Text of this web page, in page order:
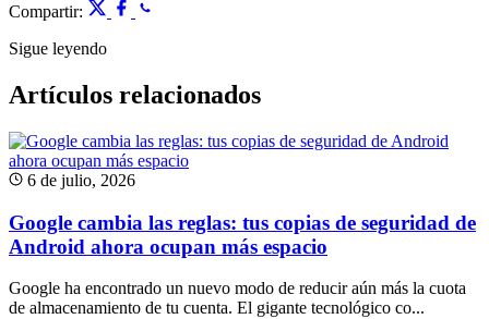
Compartir:
Sigue leyendo
Artículos relacionados
6 de julio, 2026
Google cambia las reglas: tus copias de seguridad de
Android ahora ocupan más espacio
Google ha encontrado un nuevo modo de reducir aún más la cuota
de almacenamiento de tu cuenta. El gigante tecnológico co...